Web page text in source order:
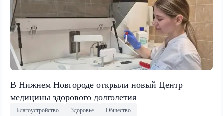
В Нижнем Новгороде открыли новый Центр
медицины здорового долголетия
Благоустройство Здоровье Общество